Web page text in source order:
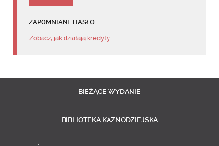
ZAPOMNIANE HASŁO
Zobacz, jak działają kredyty
BIEŻĄCE WYDANIE
BIBLIOTEKA KAZNODZIEJSKA